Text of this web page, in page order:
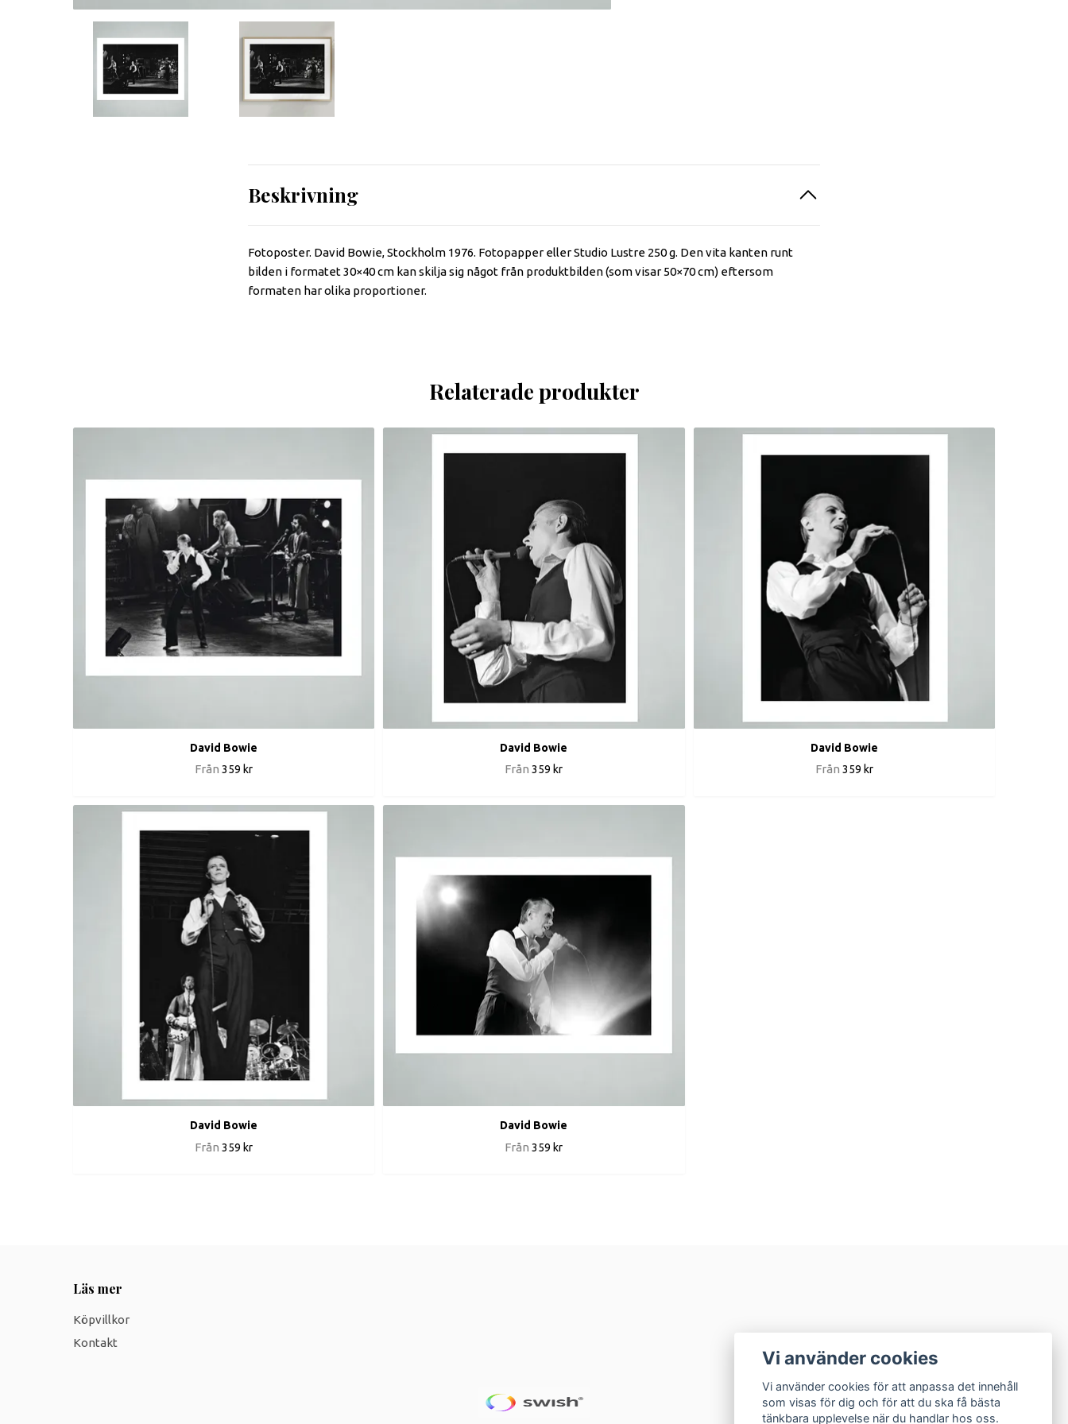
Beskrivning
Fotoposter. David Bowie, Stockholm 1976. Fotopapper eller Studio Lustre 250 g. Den vita kanten runt
bilden i formatet 30×40 cm kan skilja sig något från produktbilden (som visar 50×70 cm) eftersom
formaten har olika proportioner.
Relaterade produkter
David Bowie
Från 359 kr
David Bowie
Från 359 kr
David Bowie
Från 359 kr
David Bowie
Från 359 kr
David Bowie
Från 359 kr
Läs mer
Köpvillkor
Kontakt
Vi använder cookies
Vi använder cookies för att anpassa det innehåll
som visas för dig och för att du ska få bästa
tänkbara upplevelse när du handlar hos oss.